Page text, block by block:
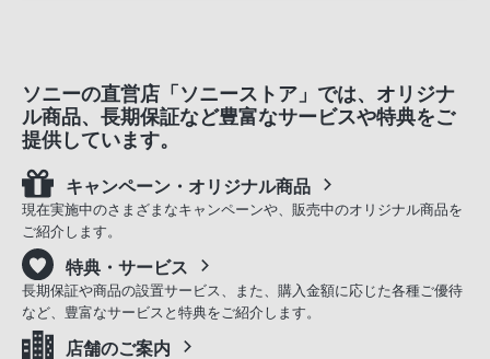
ソニーの直営店「ソニーストア」では、オリジナ
ル商品、長期保証など豊富なサービスや特典をご
提供しています。
キャンペーン・オリジナル商品
現在実施中のさまざまなキャンペーンや、販売中のオリジナル商品を
ご紹介します。
特典・サービス
長期保証や商品の設置サービス、また、購入金額に応じた各種ご優待
など、豊富なサービスと特典をご紹介します。
店舗のご案内